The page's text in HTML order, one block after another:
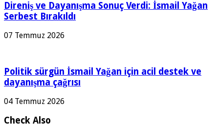
Direniş ve Dayanışma Sonuç Verdi: İsmail Yağan
Serbest Bırakıldı
07 Temmuz 2026
Politik sürgün İsmail Yağan için acil destek ve
dayanışma çağrısı
04 Temmuz 2026
Check Also